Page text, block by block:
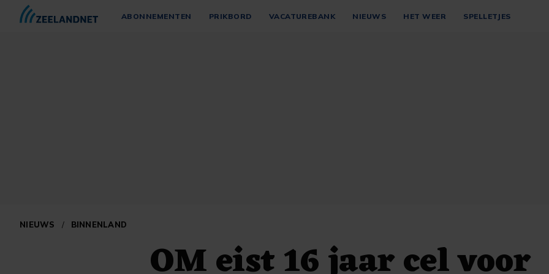
ABONNEMENTEN PRIKBORD VACATUREBANK NIEUWS HET WEER SPELLETJES
NIEUWS / BINNENLAND